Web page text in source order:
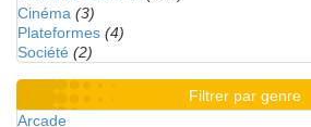
Cinéma (3)
Plateformes (4)
Société (2)
Filtrer par genre
Arcade